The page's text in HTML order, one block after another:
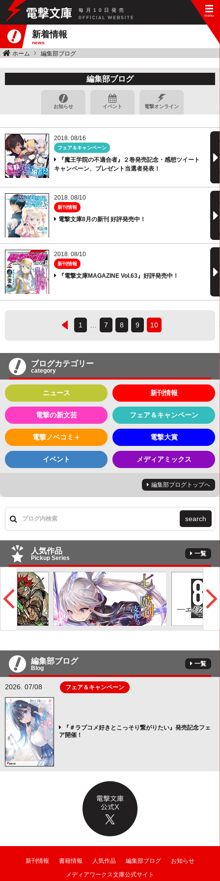
毎 月 10 日 発 売
新着情報
news
ホーム 編集部ブログ
編集部ブログ
お知らせ イベント 電撃オンライン
2018. 08/16
フェア＆キャンペーン
『魔王学院の不適合者』２巻発売記念・感想ツイート
キャンペーン、プレゼント当選者発表！
2018. 08/10
新刊情報
電撃文庫8月の新刊 好評発売中！
2018. 08/10
新刊情報
『電撃文庫MAGAZINE Vol.63』好評発売中！
1 7 8 9 10
ブログカテゴリー
category
ニュース 新刊情報
電撃の新文芸 フェア＆キャンペーン
電撃ノベコミ＋ 電撃大賞
イベント メディアミックス
編集部ブログトップへ
search
人気作品
Pickup Series
一覧
編集部ブログ
Blog
一覧
2026. 07/08 フェア＆キャンペーン
『＃ラブコメ好きとこっそり繋がりたい』発売記念フェ
ア開催！
新刊情報 書籍情報 人気作品 編集部ブログ
お知らせ
メディアワークス文庫公式サイト